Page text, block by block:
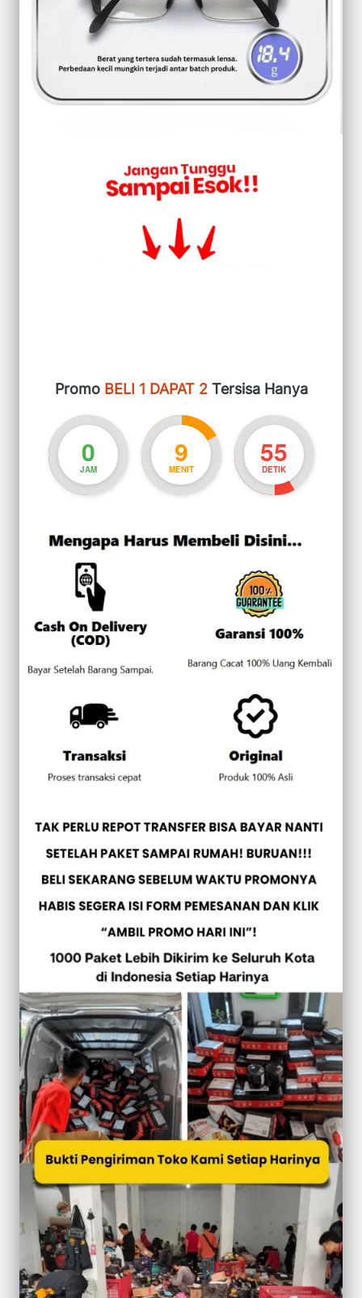
Promo BELI 1 DAPAT 2 Tersisa Hanya
0
JAM
9
MENIT
54
DETIK